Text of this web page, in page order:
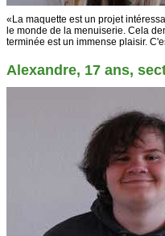
«La maquette est un projet
le monde de la menuiserie. Cela
terminée est un immense plaisir.
Alexandre, 17 ans,